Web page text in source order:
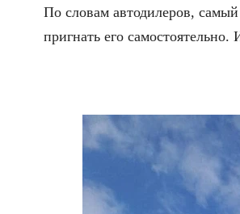
По словам автодилеров,
пригнать его